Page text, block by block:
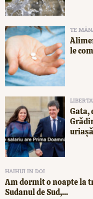
TE
le
Gata,
HAIHUI IN DOI
Am dormit o noapte la
Sudanul de Sud,...